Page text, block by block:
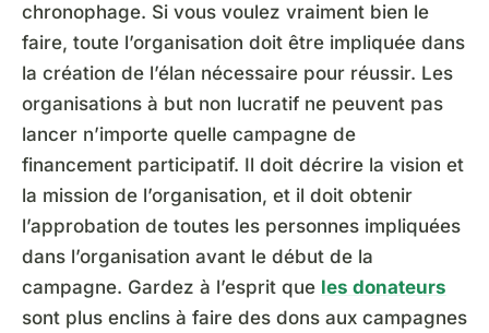
chronophage. Si vous voulez vraiment bien le
faire, toute l’organisation doit être impliquée dans
la création de l’élan nécessaire pour réussir. Les
organisations à but non lucratif ne peuvent pas
lancer n’importe quelle campagne de
financement participatif. Il doit décrire la vision et
la mission de l’organisation, et il doit obtenir
l’approbation de toutes les personnes impliquées
dans l’organisation avant le début de la
campagne. Gardez à l’esprit que les donateurs
sont plus enclins à faire des dons aux campagnes